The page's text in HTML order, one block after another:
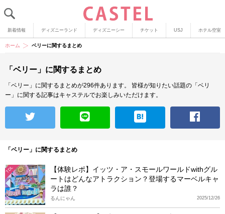
新着情報 ディズニーランド ディズニーシー チケット USJ ホテル空室
ホーム ベリーに関するまとめ
「ベリー」に関するまとめ
「ベリー」に関するまとめが296件あります。
皆様が知りたい話題の「ベリ
ー」に関する記事はキャステルでお楽しみいただけます。
「ベリー」に関するまとめ
TDL
【体験レポ】イッツ・ア・スモールワールドwithグル
ートはどんなアトラクション？登場するマーベルキャ
ラは誰？
2025/12/26
るんにゃん